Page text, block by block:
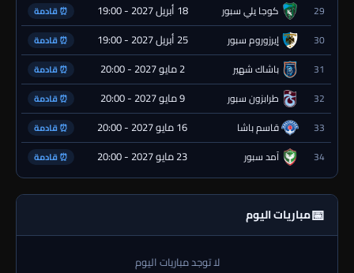
29 كوجا يلي سبور 18 أبريل 2027 - 19:00 ⏰ قادمة
30 إيرزوروم سبور 25 أبريل 2027 - 19:00 ⏰ قادمة
31 باشاك شهير 2 مايو 2027 - 20:00 ⏰ قادمة
32 طرابزون سبور 9 مايو 2027 - 20:00 ⏰ قادمة
33 قاسم باشا 16 مايو 2027 - 20:00 ⏰ قادمة
34 آمد سبور 23 مايو 2027 - 20:00 ⏰ قادمة
📅مباريات اليوم
لا توجد مباريات اليوم